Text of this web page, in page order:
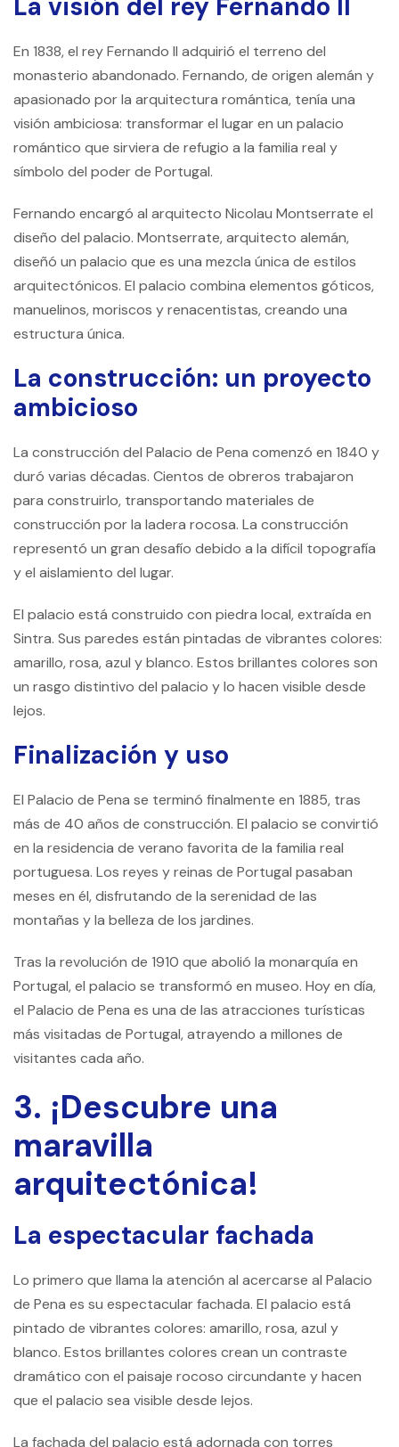
La visión del rey Fernando II
En 1838, el rey Fernando II adquirió el terreno del
monasterio abandonado. Fernando, de origen alemán y
apasionado por la arquitectura romántica, tenía una
visión ambiciosa: transformar el lugar en un palacio
romántico que sirviera de refugio a la familia real y
símbolo del poder de Portugal.
Fernando encargó al arquitecto Nicolau Montserrate el
diseño del palacio. Montserrate, arquitecto alemán,
diseñó un palacio que es una mezcla única de estilos
arquitectónicos. El palacio combina elementos góticos,
manuelinos, moriscos y renacentistas, creando una
estructura única.
La construcción: un proyecto
ambicioso
La construcción del Palacio de Pena comenzó en 1840 y
duró varias décadas. Cientos de obreros trabajaron
para construirlo, transportando materiales de
construcción por la ladera rocosa. La construcción
representó un gran desafío debido a la difícil topografía
y el aislamiento del lugar.
El palacio está construido con piedra local, extraída en
Sintra. Sus paredes están pintadas de vibrantes colores:
amarillo, rosa, azul y blanco. Estos brillantes colores son
un rasgo distintivo del palacio y lo hacen visible desde
lejos.
Finalización y uso
El Palacio de Pena se terminó finalmente en 1885, tras
más de 40 años de construcción. El palacio se convirtió
en la residencia de verano favorita de la familia real
portuguesa. Los reyes y reinas de Portugal pasaban
meses en él, disfrutando de la serenidad de las
montañas y la belleza de los jardines.
Tras la revolución de 1910 que abolió la monarquía en
Portugal, el palacio se transformó en museo. Hoy en día,
el Palacio de Pena es una de las atracciones turísticas
más visitadas de Portugal, atrayendo a millones de
visitantes cada año.
3. ¡Descubre una
maravilla
arquitectónica!
La espectacular fachada
Lo primero que llama la atención al acercarse al Palacio
de Pena es su espectacular fachada. El palacio está
pintado de vibrantes colores: amarillo, rosa, azul y
blanco. Estos brillantes colores crean un contraste
dramático con el paisaje rocoso circundante y hacen
que el palacio sea visible desde lejos.
La fachada del palacio está adornada con torres